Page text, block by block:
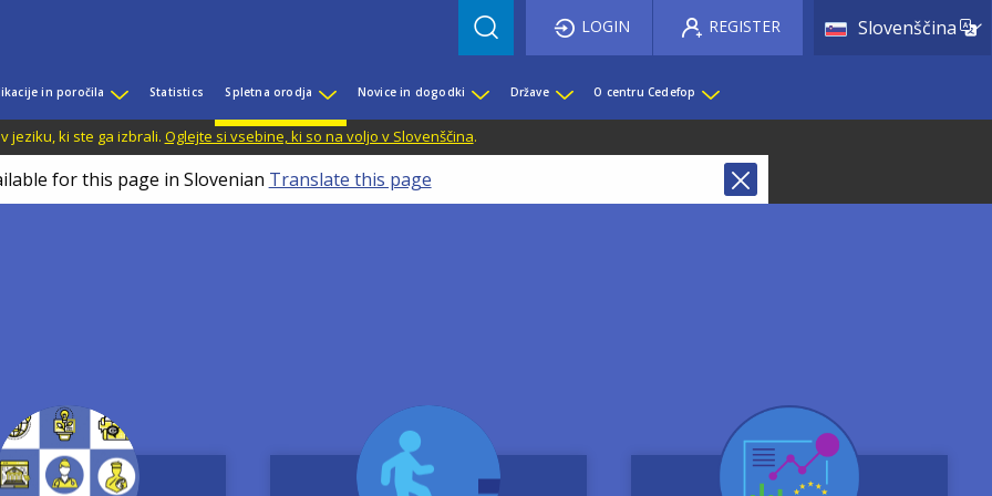
SlovenščinaList
LOGIN REGISTER
in poročila Statistics Spletna orodja Novice in dogodki Države O centru Cedefop
jeziku, ki ste ga izbrali. Oglejte si vsebine, ki so na voljo v Slovenščina.
for this page in Slovenian Translate this page
Image Image Image